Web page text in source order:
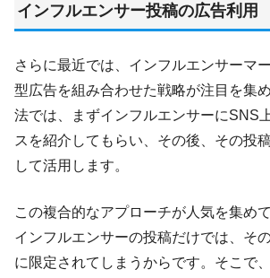
インフルエンサー投稿の広告利用
さらに最近では、インフルエンサーマ
型広告を組み合わせた戦略が注目を集
法では、まずインフルエンサーにSNS
スを紹介してもらい、その後、その投
して活用します。
この複合的なアプローチが人気を集め
インフルエンサーの投稿だけでは、そ
に限定されてしまうからです。そこで